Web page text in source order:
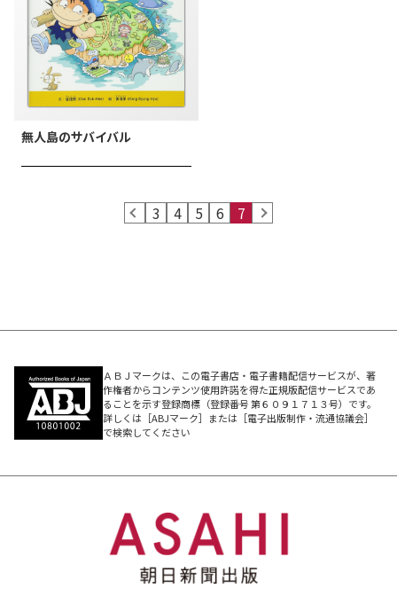
無人島のサバイバル
prev 3 4 5 6 7 next
ＡＢＪマークは、この電子書店・電子書籍配信サービスが、著
作権者からコンテンツ使用許諾を得た正規版配信サービスであ
ることを示す登録商標（登録番号 第６０９１７１３号）です。
詳しくは［ABJマーク］または［電子出版制作・流通協議会］
で検索してください